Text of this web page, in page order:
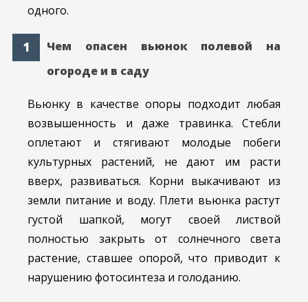
одного.
Чем опасен вьюнок полевой на
огороде и в саду
Вьюнку в качестве опоры подходит любая
возвышенность и даже травинка. Стебли
оплетают и стягивают молодые побеги
культурных растений, не дают им расти
вверх, развиваться. Корни выкачивают из
земли питание и воду. Плети вьюнка растут
густой шапкой, могут своей листвой
полностью закрыть от солнечного света
растение, ставшее опорой, что приводит к
нарушению фотосинтеза и голоданию.